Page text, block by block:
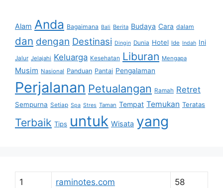
Alam Anda Bagaimana Bali Berita Budaya Cara dalam
dan dengan Destinasi Dingin Dunia Hotel Ide Indah Ini
Jalur Jelajahi Keluarga Kesehatan Liburan Mengapa
Musim Nasional Panduan Pantai Pengalaman
Perjalanan Petualangan Ramah Retret
Sempurna Setiap Spa Stres Taman Tempat Temukan Teratas
Terbaik Tips untuk Wisata yang
1 raminotes.com 58